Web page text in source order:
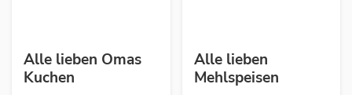
Alle lieben Omas
Kuchen
Alle lieben
Mehlspeisen